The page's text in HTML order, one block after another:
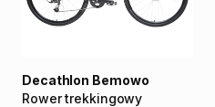
Rower trekkingowy
Decathlon Bemowo